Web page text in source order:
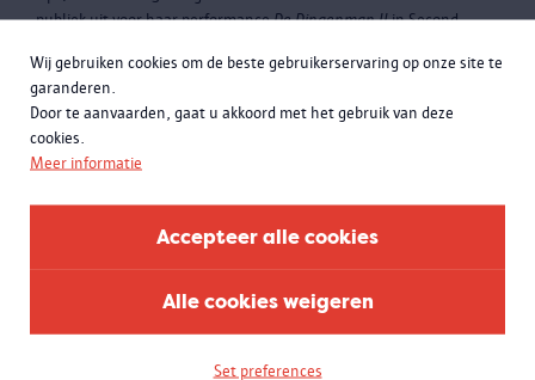
Wij gebruiken cookies om de beste gebruikerservaring op onze site te
garanderen.
Door te aanvaarden, gaat u akkoord met het gebruik van deze
cookies.
Meer informatie
Accepteer alle cookies
Alle cookies weigeren
Set preferences
publiek uit voor haar performanceDe Dingenman IIin Second
ons leerde anders te kijken naar zogenaamd waardeloze dingen.